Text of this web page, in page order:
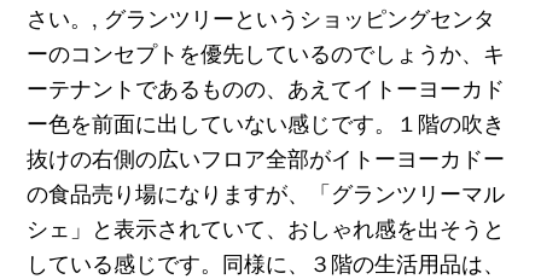
さい。, グランツリーというショッピングセンタ
ーのコンセプトを優先しているのでしょうか、キ
ーテナントであるものの、あえてイトーヨーカド
ー色を前面に出していない感じです。１階の吹き
抜けの右側の広いフロア全部がイトーヨーカドー
の食品売り場になりますが、「グランツリーマル
シェ」と表示されていて、おしゃれ感を出そうと
している感じです。同様に、３階の生活用品は、